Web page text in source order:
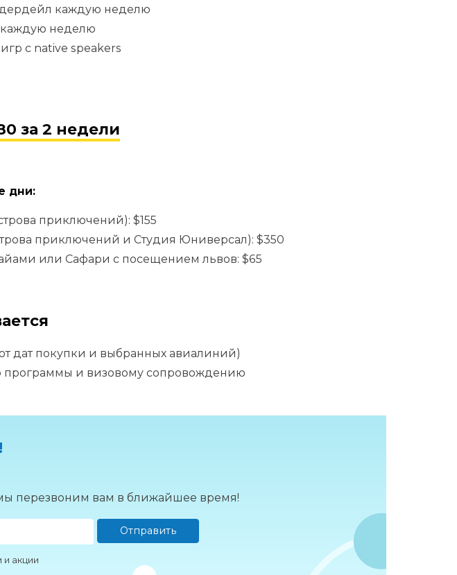
каждую неделю
каждую неделю
с native speakers
за 2 недели
дни:
приключений): $155
приключений и Студия Юниверсал): $350
или Сафари с посещением львов: $65
дат покупки и выбранных авиалиний)
и визовому сопровождению
перезвоним вам в ближайшее время!
и акции
Отправить